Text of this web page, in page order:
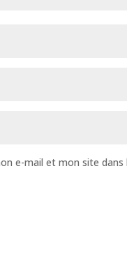
e-mail et mon site